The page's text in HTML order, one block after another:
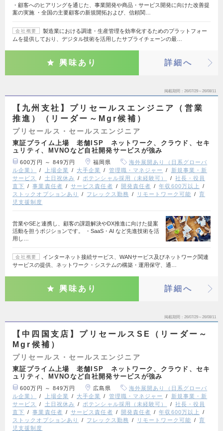
・顧客へのヒアリングを通じた、事業開発や商品・サービス開発に向けた改善提
案の実施 ・全国の主要顧客の新規開拓および、信頼関…
会社概要
製造業における調達・生産管理を効率化するためのプラットフォー
ムを提供しており、デジタル技術を活用したサプライチェーンの最…
興味あり 詳細へ
掲載期間 26/07/29～26/08/11
【九州支社】プリセールスエンジニア（営業
推進）（リーダー～Mgr候補）
プリセールス・セールスエンジニア
東証プライム上場 老舗ISP ネットワーク、クラウド、セキ
ュリティ、MVNOなど自社開発サービスが強み
600万円 ～ 849万円 福岡県
海外展開あり（日系グローバ
ル企業）
上場企業 大手企業 管理職・マネジャー
新規事業・新
サービス
土日祝休み ポテンシャル採用（未経験可）
社長・役員
直下
事業責任者 サービス責任者 開発責任者
年収600万以上
ストックオプションあり
フレックス勤務 リモートワーク可能
育
児支援制度
営業やSEと連携し、顧客の課題解決やDX推進に向けた提案
活動を担うポジションです。 ・SaaS・AI など先進技術を活
用し…
会社概要
インターネット接続サービス、WANサービス及びネットワーク関連
サービスの提供、ネットワーク・システムの構築・運用保守、通…
興味あり 詳細へ
掲載期間 26/07/29～26/08/11
【中四国支店】プリセールスSE（リーダー～
Mgr候補）
プリセールス・セールスエンジニア
東証プライム上場 老舗ISP ネットワーク、クラウド、セキ
ュリティ、MVNOなど自社開発サービスが強み
600万円 ～ 849万円 広島県
海外展開あり（日系グローバ
ル企業）
上場企業 大手企業 管理職・マネジャー
新規事業・新
サービス
土日祝休み ポテンシャル採用（未経験可）
社長・役員
直下
事業責任者 サービス責任者 開発責任者
年収600万以上
ストックオプションあり
フレックス勤務 リモートワーク可能
育
児支援制度